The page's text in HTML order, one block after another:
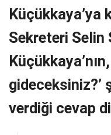
Küçükkaya’ya
Sekreteri Selin
gideceksiniz?’
verdiği cevap